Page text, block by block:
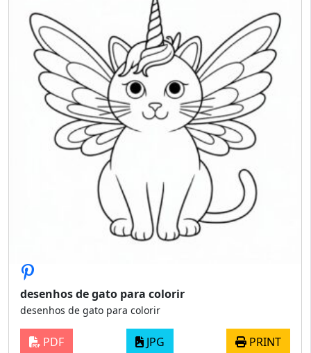
desenhos de gato para colorir
desenhos de gato para colorir
PDF JPG PRINT